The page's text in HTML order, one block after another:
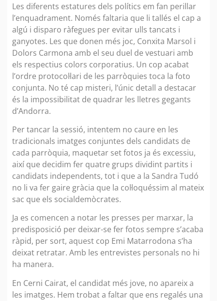
Les diferents estatures dels polítics em fan perillar
l’enquadrament. Només faltaria que li tallés el cap a
algú i disparo ràfegues per evitar ulls tancats i
ganyotes. Les que donen més joc, Conxita Marsol i
Dolors Carmona amb el seu duel de vestuari amb
els respectius colors corporatius. Un cop acabat
l’ordre protocol·lari de les parròquies toca la foto
conjunta. No té cap misteri, l’únic detall a destacar
és la impossibilitat de quadrar les lletres gegants
d’Andorra.
Per tancar la sessió, intentem no caure en les
tradicionals imatges conjuntes dels candidats de
cada parròquia, maquetar set fotos ja és excessiu,
així que decidim fer quatre grups dividint partits i
candidats independents, tot i que a la Sandra Tudó
no li va fer gaire gràcia que la col·loquéssim al mateix
sac que els socialdemòcrates.
Ja es comencen a notar les presses per marxar, la
predisposició per deixar-se fer fotos sempre s’acaba
ràpid, per sort, aquest cop Emi Matarrodona s’ha
deixat retratar. Amb les entrevistes personals no hi
ha manera.
En Cerni Cairat, el candidat més jove, no apareix a
les imatges. Hem trobat a faltar que ens regalés una